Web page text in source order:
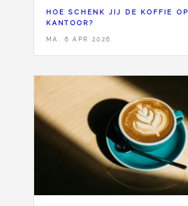
HOE SCHENK JIJ DE KOFFIE OP
KANTOOR?
MA, 6 APR 2026